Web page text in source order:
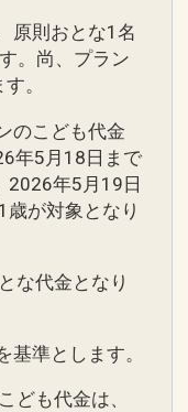
原則おとな1名
。尚、プラン
。
のこども代金
年5月18日まで
2026年5月19日
が対象となり
な代金となり
準とします。
ども代金は、